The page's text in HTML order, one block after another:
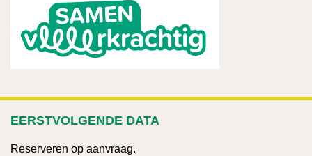
EERSTVOLGENDE DATA
Reserveren op aanvraag.